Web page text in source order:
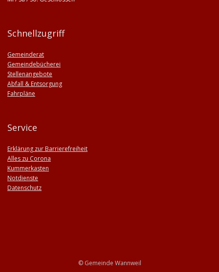
Schnellzugriff
Gemeinderat
Gemeindebücherei
Stellenangebote
Abfall & Entsorgung
Fahrpläne
Service
Erklärung zur Barrierefreiheit
Alles zu Corona
Kummerkasten
Notdienste
Datenschutz
© Gemeinde Wannweil